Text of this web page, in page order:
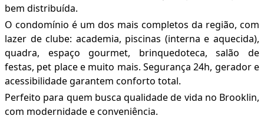
bem distribuída.
O condomínio é um dos mais completos da região, com
lazer de clube: academia, piscinas (interna e aquecida),
quadra, espaço gourmet, brinquedoteca, salão de
festas, pet place e muito mais. Segurança 24h, gerador e
acessibilidade garantem conforto total.
Perfeito para quem busca qualidade de vida no Brooklin,
com modernidade e conveniência.